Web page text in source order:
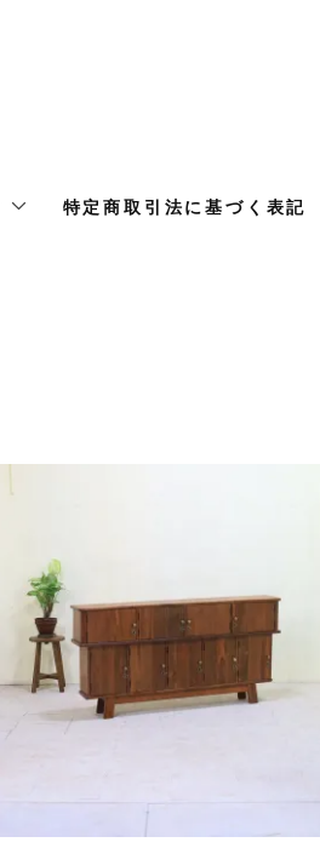
特定商取引法に基づく表記